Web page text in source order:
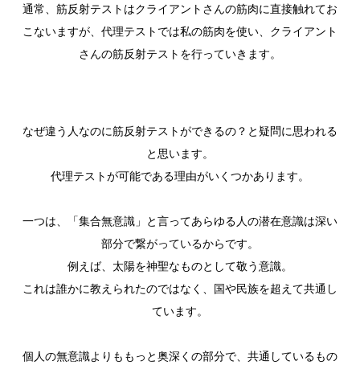
通常、筋反射テストはクライアントさんの筋肉に直接触れてお
こないますが、代理テストでは私の筋肉を使い、クライアント
さんの筋反射テストを行っていきます。
なぜ違う人なのに筋反射テストができるの？と疑問に思われる
と思います。
代理テストが可能である理由がいくつかあります。
一つは、「集合無意識」と言ってあらゆる人の潜在意識は深い
部分で繋がっているからです。
例えば、太陽を神聖なものとして敬う意識。
これは誰かに教えられたのではなく、国や民族を超えて共通し
ています。
個人の無意識よりももっと奥深くの部分で、共通しているもの